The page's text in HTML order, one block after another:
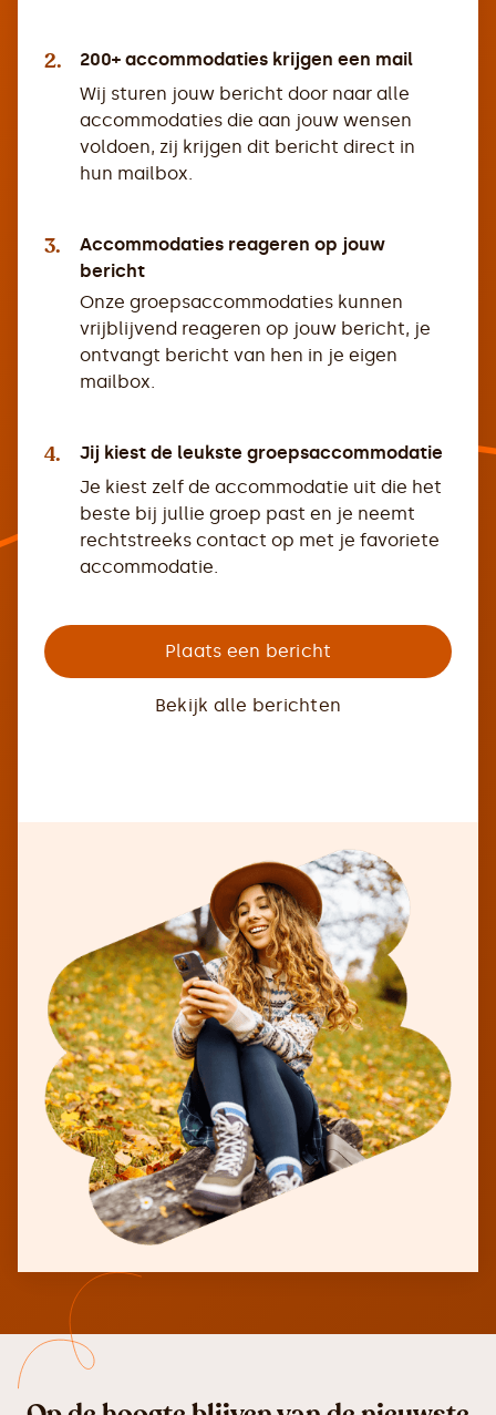
2.
200+ accommodaties krijgen een mail
Wij sturen jouw bericht door naar alle
accommodaties die aan jouw wensen
voldoen, zij krijgen dit bericht direct in
hun mailbox.
3.
Accommodaties reageren op jouw
bericht
Onze groepsaccommodaties kunnen
vrijblijvend reageren op jouw bericht, je
ontvangt bericht van hen in je eigen
mailbox.
4.
Jij kiest de leukste groepsaccommodatie
Je kiest zelf de accommodatie uit die het
beste bij jullie groep past en je neemt
rechtstreeks contact op met je favoriete
accommodatie.
Plaats een bericht
Bekijk alle berichten